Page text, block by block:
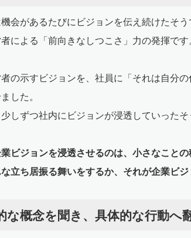
会があるたびにビジョンを伝え続けたそう
による「前向きなしつこさ」力の発揮です。
の示すビジョンを、社員に「それは自分
した。
しずつ社内にビジョンが浸透していったそ
ビジョンを浸透させるのは、小さなこと
立ち居振る舞いをするか、それが企業ビ
な概念を聞き、具体的な行動へ